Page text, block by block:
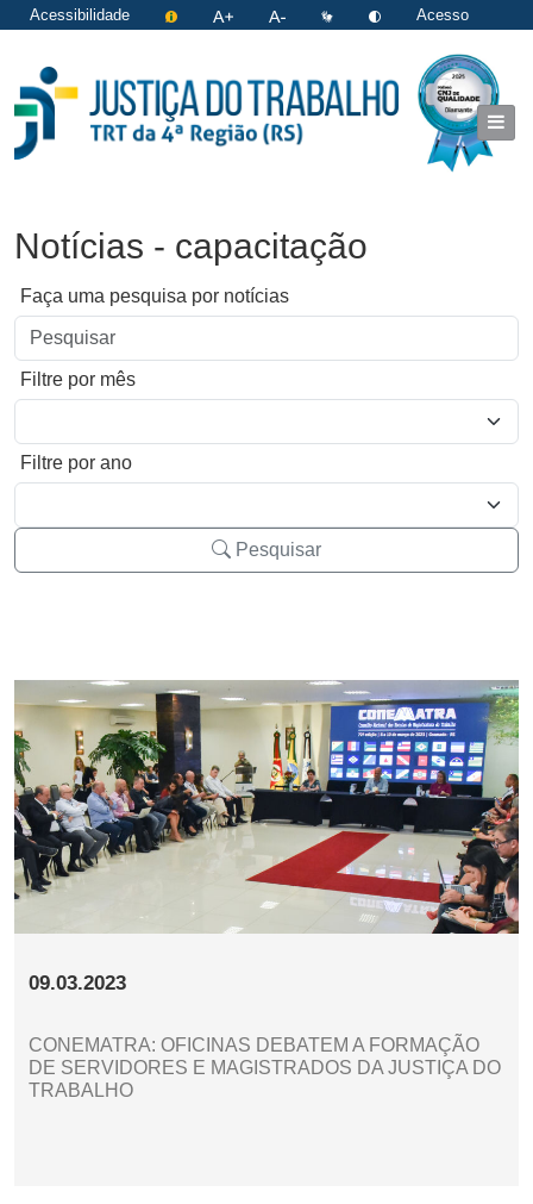
Acessibilidade
Acesso
Notícias - capacitação
Faça uma pesquisa por notícias
Filtre por mês
Filtre por ano
Pesquisar
09.03.2023
CONEMATRA: OFICINAS DEBATEM A FORMAÇÃO
DE SERVIDORES E MAGISTRADOS DA JUSTIÇA DO
TRABALHO